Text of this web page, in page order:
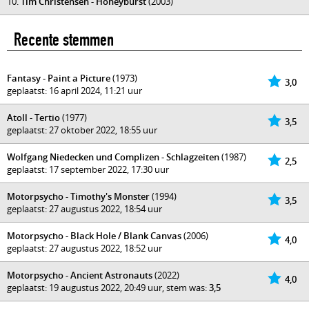
Recente stemmen
3,0
Fantasy - Paint a Picture(1973)
geplaatst: 16 april 2024, 11:21 uur
3,5
Atoll - Tertio(1977)
geplaatst: 27 oktober 2022, 18:55 uur
2,5
Wolfgang Niedecken und Complizen - Schlagzeiten(1987)
geplaatst: 17 september 2022, 17:30 uur
3,5
Motorpsycho - Timothy's Monster(1994)
geplaatst: 27 augustus 2022, 18:54 uur
4,0
Motorpsycho - Black Hole / Blank Canvas(2006)
geplaatst: 27 augustus 2022, 18:52 uur
4,0
Motorpsycho - Ancient Astronauts(2022)
geplaatst: 19 augustus 2022, 20:49 uur, stem was:3,5